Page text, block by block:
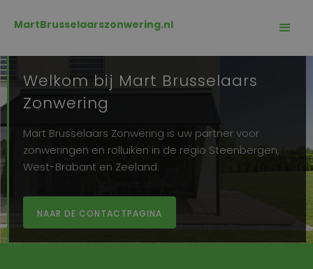
MartBrusselaarszonwering.nl
Welkom bij Mart Brusselaars
Zonwering
Mart Brusselaars Zonwering is uw partner voor
zonweringen en rolluiken in de regio Steenbergen,
West-Brabant en Zeeland.
NAAR DE CONTACTPAGINA